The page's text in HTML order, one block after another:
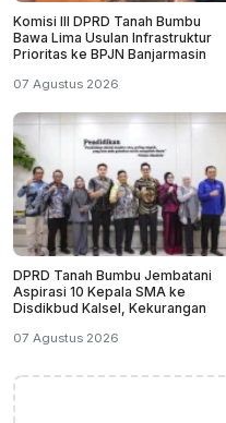
Komisi III DPRD Tanah Bumbu
Bawa Lima Usulan Infrastruktur
Prioritas ke BPJN Banjarmasin
07 Agustus 2026
DPRD Tanah Bumbu Jembatani
Aspirasi 10 Kepala SMA ke
Disdikbud Kalsel, Kekurangan
07 Agustus 2026